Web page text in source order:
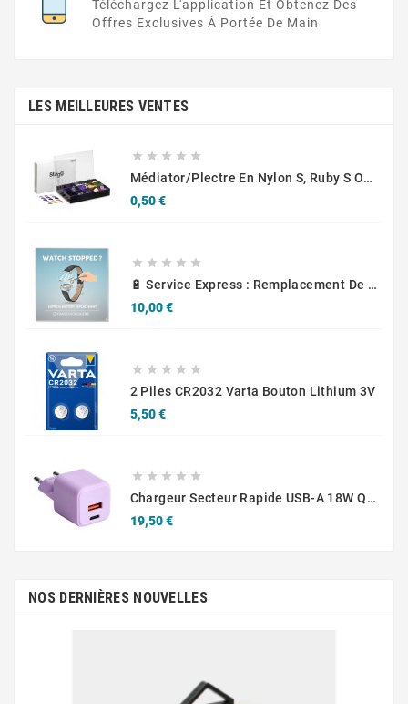
Téléchargez L'application Et Obtenez Des
Offres Exclusives À Portée De Main
LES MEILLEURES VENTES
    
Médiator/plectre En Nylon S, Ruby S Ou Touch L - STAGG PBOX10
0,50 €Prix
    
🔋 Service Express : Remplacement De Piles D'Horlogerie
10,00 €Prix
    
2 Piles CR2032 Varta Bouton Lithium 3V
5,50 €Prix
    
Chargeur Secteur Rapide USB-A 18W QC / USB-C 30W PD Compact GaN
19,50 €Prix
NOS DERNIÈRES NOUVELLES